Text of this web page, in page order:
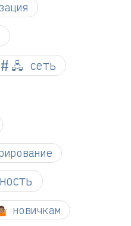
🖧 сеть
новичкам